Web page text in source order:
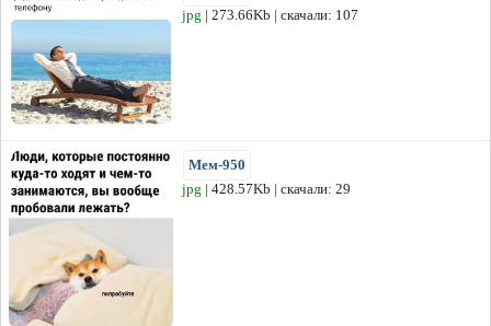
jpg | 273.66Kb | скачали: 107
Мем-950
jpg | 428.57Kb | скачали: 29